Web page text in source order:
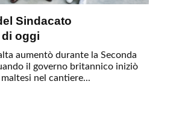
Sindacato
di oggi
aumentò durante la Seconda
il governo britannico iniziò
nel cantiere...